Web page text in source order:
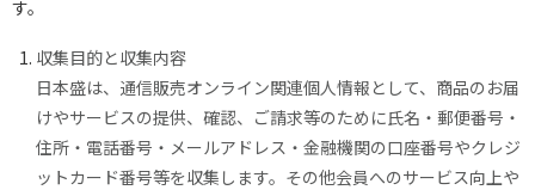
す。
収集目的と収集内容
日本盛は、通信販売オンライン関連個人情報として、商品のお届
けやサービスの提供、確認、ご請求等のために氏名・郵便番号・
住所・電話番号・メールアドレス・金融機関の口座番号やクレジ
ットカード番号等を収集します。その他会員へのサービス向上や